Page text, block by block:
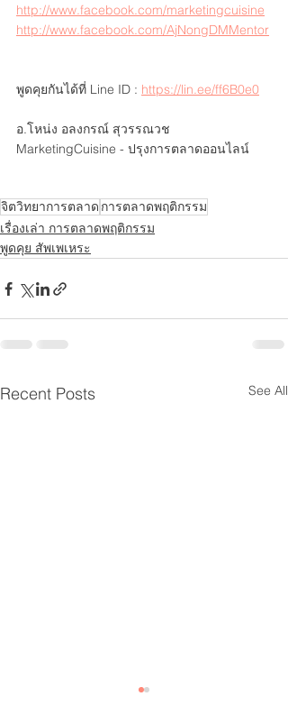
http://www.facebook.com/marketingcuisine
http://www.facebook.com/AjNongDMMentor
พูดคุยกันได้ที่ Line ID : https://lin.ee/ff6B0e0
อ.โหน่ง อลงกรณ์ สุวรรณวช
MarketingCuisine - ปรุงการตลาดออนไลน์
จิตวิทยาการตลาด การตลาดพฤติกรรม
เรื่องเล่า การตลาดพฤติกรรม
พูดคุย สัพเพเหระ
Recent Posts See All